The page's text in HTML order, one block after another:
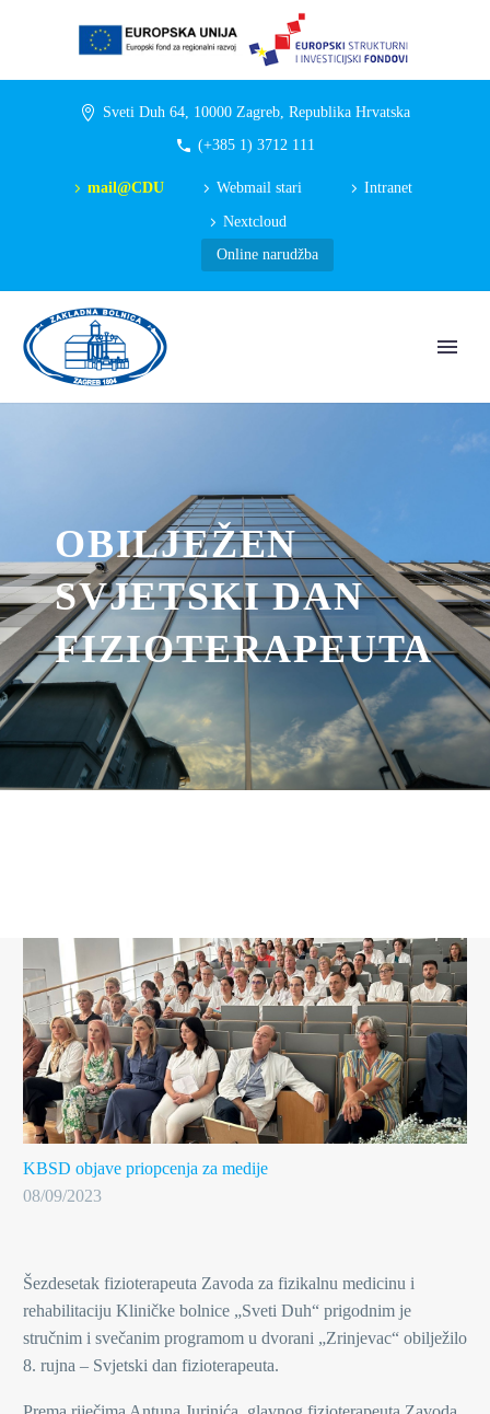
Sveti Duh 64, 10000 Zagreb, Republika Hrvatska
(+385 1) 3712 111
mail@CDU Webmail stari Intranet
Nextcloud
Online narudžba
OBILJEŽEN
SVJETSKI DAN
FIZIOTERAPEUTA
KBSD objave priopcenja za medije
08/09/2023
Šezdesetak fizioterapeuta Zavoda za fizikalnu medicinu i
rehabilitaciju Kliničke bolnice „Sveti Duh“ prigodnim je
stručnim i svečanim programom u dvorani „Zrinjevac“ obilježilo
8. rujna – Svjetski dan fizioterapeuta.